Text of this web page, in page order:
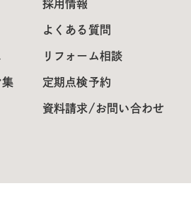
集
採用情報
よくある質問
リフォーム相談
定期点検予約
資料請求/お問い合わせ